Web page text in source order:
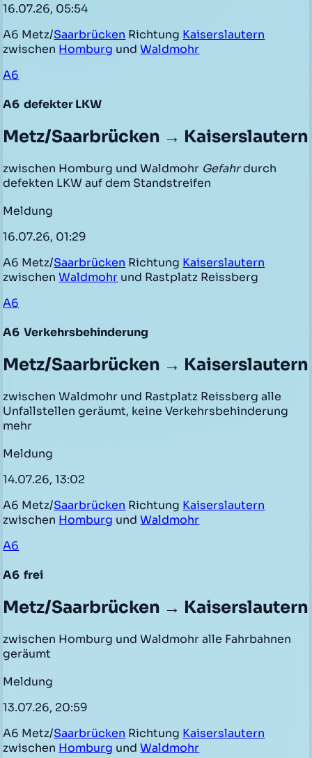
16.07.26, 05:54
A6 Metz/Saarbrücken Richtung Kaiserslautern
zwischen Homburg undWaldmohr
A6
A6 defekter LKW
Metz/Saarbrücken → Kaiserslautern
zwischen Homburg und Waldmohr Gefahrdurch
defekten LKW auf dem Standstreifen
Meldung
16.07.26, 01:29
A6 Metz/Saarbrücken Richtung Kaiserslautern
zwischenWaldmohr und Rastplatz Reissberg
A6
A6 Verkehrsbehinderung
Metz/Saarbrücken → Kaiserslautern
zwischen Waldmohr und Rastplatz Reissberg alle
Unfallstellen geräumt, keine Verkehrsbehinderung
mehr
Meldung
14.07.26, 13:02
A6 Metz/Saarbrücken Richtung Kaiserslautern
zwischen Homburg undWaldmohr
A6
A6 frei
Metz/Saarbrücken → Kaiserslautern
zwischen Homburg und Waldmohr alle Fahrbahnen
geräumt
Meldung
13.07.26, 20:59
A6 Metz/Saarbrücken Richtung Kaiserslautern
zwischen Homburg undWaldmohr